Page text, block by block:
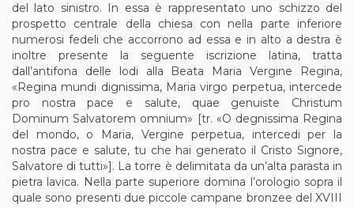
del lato sinistro. In essa è rappresentato uno schizzo del
prospetto centrale della chiesa con nella parte inferiore
numerosi fedeli che accorrono ad essa e in alto a destra è
inoltre presente la seguente iscrizione latina, tratta
dall’antifona delle lodi alla Beata Maria Vergine Regina,
«Regina mundi dignissima, Maria virgo perpetua, intercede
pro nostra pace e salute, quae genuiste Christum
Dominum Salvatorem omnium» [tr. «O degnissima Regina
del mondo, o Maria, Vergine perpetua, intercedi per la
nostra pace e salute, tu che hai generato il Cristo Signore,
Salvatore di tutti»]. La torre è delimitata da un’alta parasta in
pietra lavica. Nella parte superiore domina l’orologio sopra il
quale sono presenti due piccole campane bronzee del XVIII